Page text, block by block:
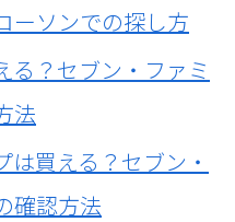
ーソンでの探し方
る？セブン・ファミ
法
は買える？セブン・
確認方法